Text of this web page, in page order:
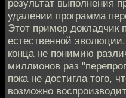
результат выполнения
удалении программа
Этот пример докладчик
естественной
конца не понимию
миллионов раз
пока не достигла того,
возможно